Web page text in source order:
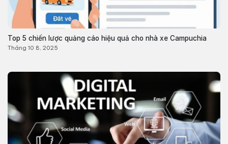
Top 5 chiến lược quảng cáo hiệu quả cho nhà xe Campuchia
Tháng 10 8, 2025